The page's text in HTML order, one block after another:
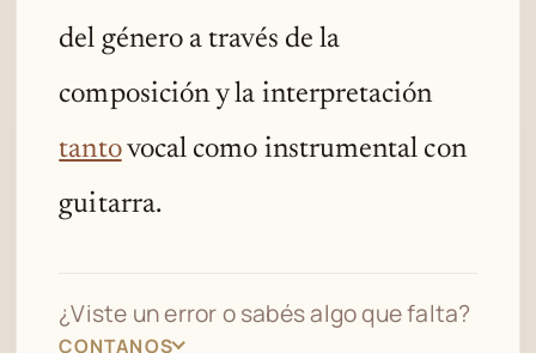
del género a través de la
composición y la interpretación
tantovocal como instrumental con
guitarra.
¿Viste un error o sabés algo que falta?
CONTANOS